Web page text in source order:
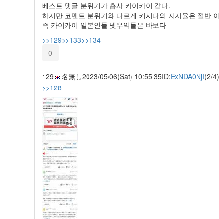
베스트 댓글 분위기가 흡사 카이카이 같다.
하지만 코멘트 분위기와 다르게 키시다의 지지율은 절반
즉 카이카이 일본인들 넷우익들은 바보다
>>129>>133>>134
0
129 名無し2023/05/06(Sat) 10:55:35ID:ExNDA0NjI(2/4)
>>128